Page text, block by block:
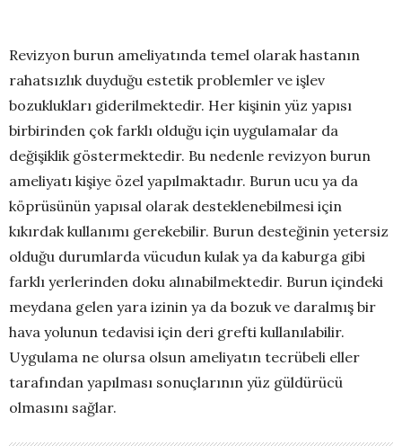
Revizyon burun ameliyatında temel olarak hastanın
rahatsızlık duyduğu estetik problemler ve işlev
bozuklukları giderilmektedir. Her kişinin yüz yapısı
birbirinden çok farklı olduğu için uygulamalar da
değişiklik göstermektedir. Bu nedenle revizyon burun
ameliyatı kişiye özel yapılmaktadır. Burun ucu ya da
köprüsünün yapısal olarak desteklenebilmesi için
kıkırdak kullanımı gerekebilir. Burun desteğinin yetersiz
olduğu durumlarda vücudun kulak ya da kaburga gibi
farklı yerlerinden doku alınabilmektedir. Burun içindeki
meydana gelen yara izinin ya da bozuk ve daralmış bir
hava yolunun tedavisi için deri grefti kullanılabilir.
Uygulama ne olursa olsun ameliyatın tecrübeli eller
tarafından yapılması sonuçlarının yüz güldürücü
olmasını sağlar.